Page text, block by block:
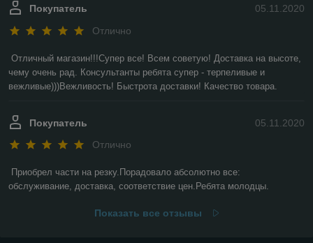
05.11.2020
Покупатель
Отлично
Отличный магазин!!!Супер все! Всем советую! Доставка на высоте,
чему очень рад. Консультанты ребята супер - терпеливые и
вежливые)))Вежливость! Быстрота доставки! Качество товара.
05.11.2020
Покупатель
Отлично
Приобрел части на резку.Порадовало абсолютно все:
обслуживание, доставка, соответствие цен.Ребята молодцы.
Показать все отзывы